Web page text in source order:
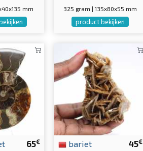
mm 325 gram | 135x80x55 mm
product bekijken
65€ 45€
bariet